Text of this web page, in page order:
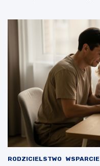
RODZICIELSTWO WSPARCIE